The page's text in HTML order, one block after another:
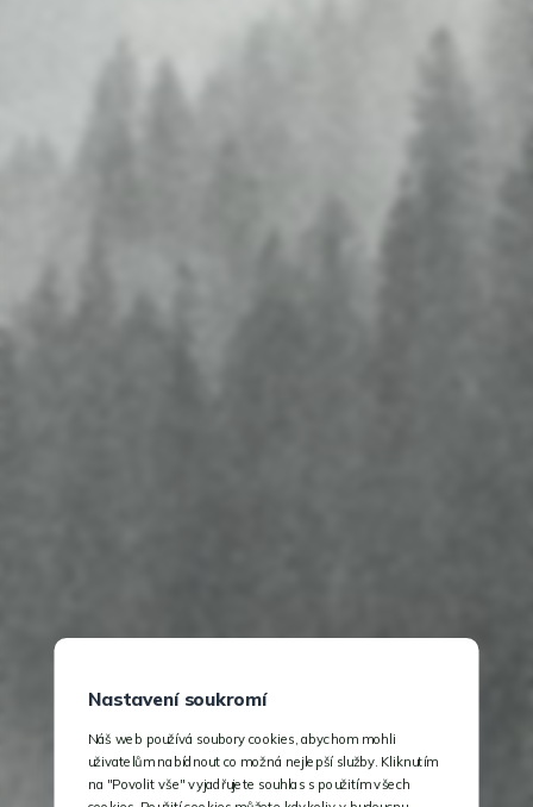
Nastavení soukromí
Náš web používá soubory cookies, abychom mohli
uživatelům nabídnout co možná nejlepší služby. Kliknutím
na "Povolit vše" vyjadřujete souhlas s použitím všech